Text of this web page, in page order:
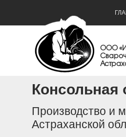
ООО
Консольная
Производство и
Астраханской